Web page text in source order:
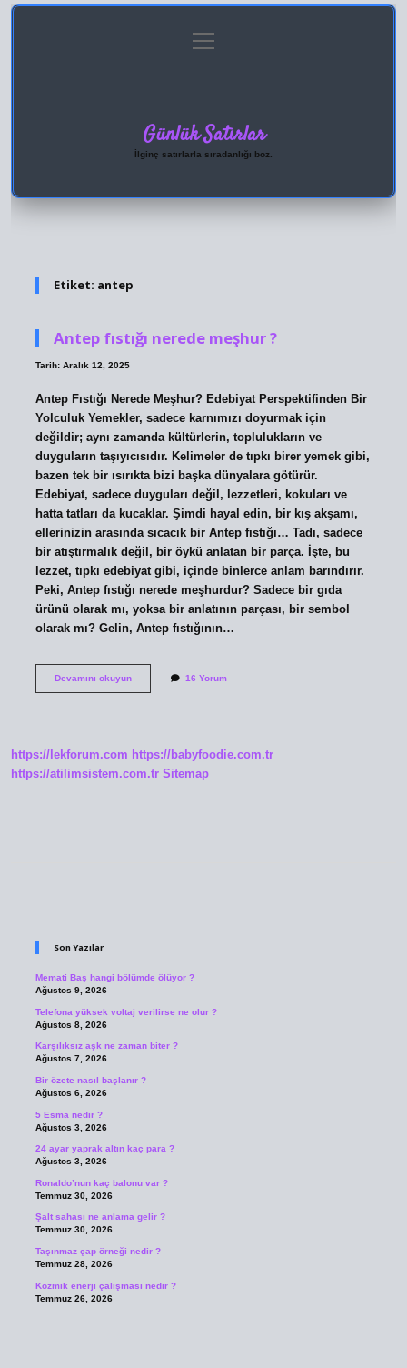
Gizlilik Politikası
menüyü
aç
Günlük Satırlar
İlginç satırlarla sıradanlığı boz.
Etiket: antep
Antep fıstığı nerede meşhur ?
Tarih: Aralık 12, 2025
Antep Fıstığı Nerede Meşhur? Edebiyat Perspektifinden Bir
Yolculuk Yemekler, sadece karnımızı doyurmak için
değildir; aynı zamanda kültürlerin, toplulukların ve
duyguların taşıyıcısıdır. Kelimeler de tıpkı birer yemek gibi,
bazen tek bir ısırıkta bizi başka dünyalara götürür.
Edebiyat, sadece duyguları değil, lezzetleri, kokuları ve
hatta tatları da kucaklar. Şimdi hayal edin, bir kış akşamı,
ellerinizin arasında sıcacık bir Antep fıstığı… Tadı, sadece
bir atıştırmalık değil, bir öykü anlatan bir parça. İşte, bu
lezzet, tıpkı edebiyat gibi, içinde binlerce anlam barındırır.
Peki, Antep fıstığı nerede meşhurdur? Sadece bir gıda
ürünü olarak mı, yoksa bir anlatının parçası, bir sembol
olarak mı? Gelin, Antep fıstığının…
Devamını okuyunAntep
16 Yorum
https://lekforum.com https://babyfoodie.com.tr
https://atilimsistem.com.tr Sitemap
Son Yazılar
Memati Baş hangi bölümde ölüyor ?
Ağustos 9, 2026
Telefona yüksek voltaj verilirse ne olur ?
Ağustos 8, 2026
Karşılıksız aşk ne zaman biter ?
Ağustos 7, 2026
Bir özete nasıl başlanır ?
Ağustos 6, 2026
5 Esma nedir ?
Ağustos 3, 2026
24 ayar yaprak altın kaç para ?
Ağustos 3, 2026
Ronaldo’nun kaç balonu var ?
Temmuz 30, 2026
Şalt sahası ne anlama gelir ?
Temmuz 30, 2026
Taşınmaz çap örneği nedir ?
Temmuz 28, 2026
Kozmik enerji çalışması nedir ?
Temmuz 26, 2026